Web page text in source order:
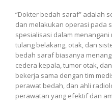
“Dokter bedah saraf” adalah
dan melakukan operasi pada
spesialisasi dalam
tulang belakang, otak, dan
bedah saraf biasanya
cedera kepala, tumor otak,
bekerja sama dengan tim
perawat bedah, dan ahli
perawatan yang efektif dan